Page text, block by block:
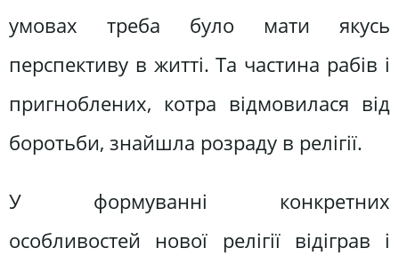
умовах треба було мати якусь
перспективу в житті. Та частина рабів і
пригноблених, котра відмовилася від
боротьби, знайшла розраду в релігії.
У формуванні конкретних
особливостей нової релігії відіграв і